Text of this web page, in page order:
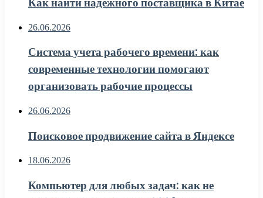
26.06.2026
Система учета рабочего времени: как
современные технологии помогают
организовать рабочие процессы
26.06.2026
Поисковое продвижение сайта в Яндексе
18.06.2026
Компьютер для любых задач: как не